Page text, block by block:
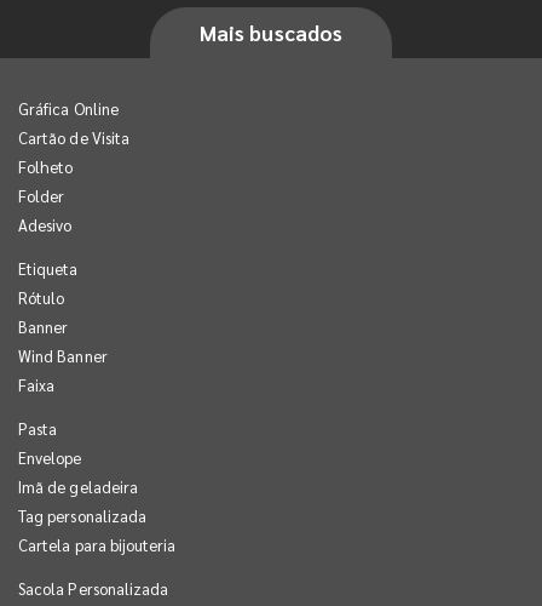
Mais buscados
Gráfica Online
Cartão de Visita
Folheto
Folder
Adesivo
Etiqueta
Rótulo
Banner
Wind Banner
Faixa
Pasta
Envelope
Imã de geladeira
Tag personalizada
Cartela para bijouteria
Sacola Personalizada